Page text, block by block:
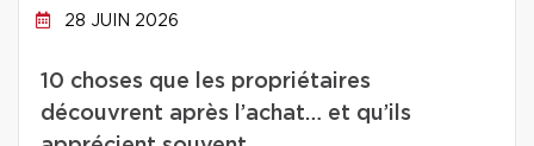
28 JUIN 2026
10 choses que les propriétaires
découvrent après l’achat… et qu’ils